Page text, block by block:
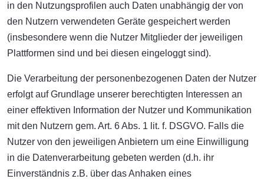
in den Nutzungsprofilen auch Daten unabhängig der von
den Nutzern verwendeten Geräte gespeichert werden
(insbesondere wenn die Nutzer Mitglieder der jeweiligen
Plattformen sind und bei diesen eingeloggt sind).
Die Verarbeitung der personenbezogenen Daten der Nutzer
erfolgt auf Grundlage unserer berechtigten Interessen an
einer effektiven Information der Nutzer und Kommunikation
mit den Nutzern gem. Art. 6 Abs. 1 lit. f. DSGVO. Falls die
Nutzer von den jeweiligen Anbietern um eine Einwilligung
in die Datenverarbeitung gebeten werden (d.h. ihr
Einverständnis z.B. über das Anhaken eines